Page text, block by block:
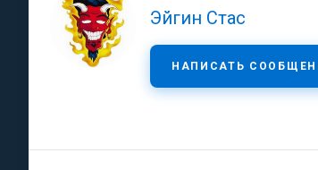
Эйгин Стас
НАПИСАТЬ